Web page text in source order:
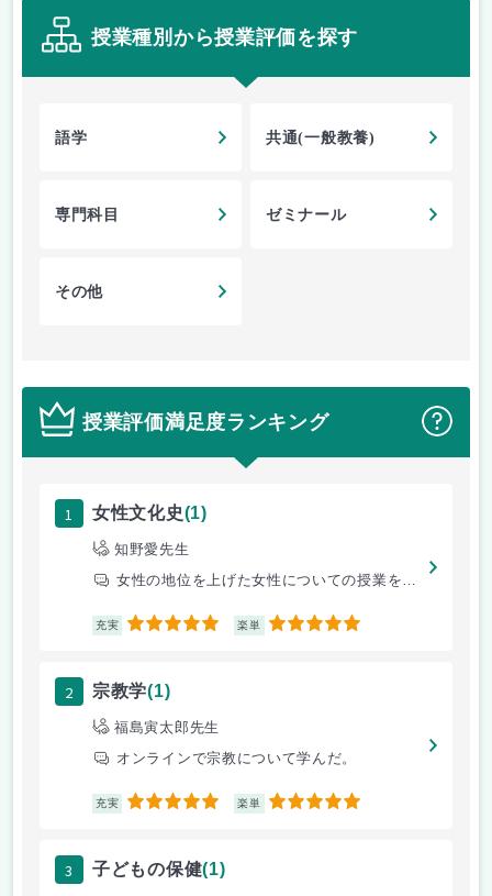
授業種別から授業評価を探す
語学 共通(一般教養)
専門科目 ゼミナール
その他
授業評価満足度ランキング ？
1 女性文化史(1)
知野愛先生
女性の地位を上げた女性についての授業を行う。
充実 5 楽単 5
2 宗教学(1)
福島寅太郎先生
オンラインで宗教について学んだ。
充実 5 楽単 5
3 子どもの保健(1)